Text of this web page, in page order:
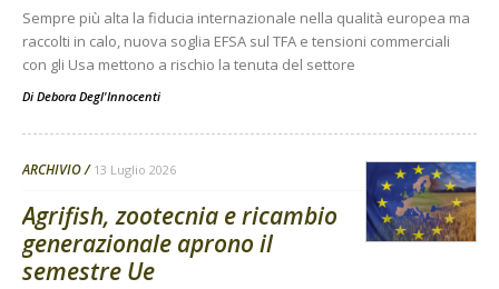
Sempre più alta la fiducia internazionale nella qualità europea ma
raccolti in calo, nuova soglia EFSA sul TFA e tensioni commerciali
con gli Usa mettono a rischio la tenuta del settore
Di Debora Degl'Innocenti
ARCHIVIO 13 Luglio 2026
Agrifish, zootecnia e ricambio
generazionale aprono il
semestre Ue